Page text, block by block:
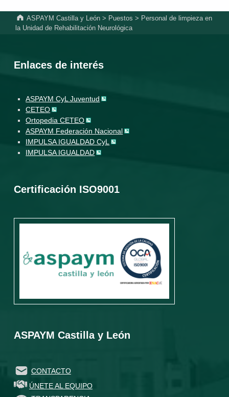
ASPAYM Castilla y León > Puestos > Personal de limpieza en
la Unidad de Rehabilitación Neurológica
Enlaces de interés
ASPAYM CyL Juventud
CETEO
Ortopedia CETEO
ASPAYM Federación Nacional
IMPULSA IGUALDAD CyL
IMPULSA IGUALDAD
Certificación ISO9001
ASPAYM Castilla y León
CONTACTO
ÚNETE AL EQUIPO